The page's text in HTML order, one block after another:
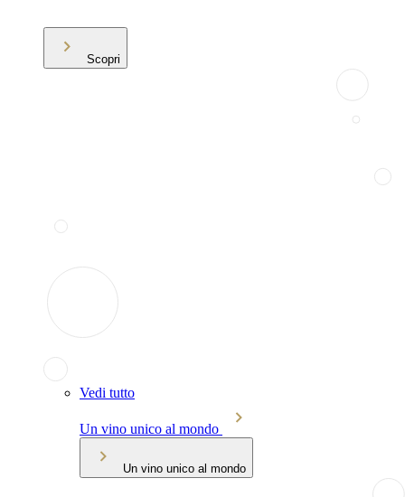
Scopri
Vedi tutto
Un vino unico al mondo
Un vino unico al mondo